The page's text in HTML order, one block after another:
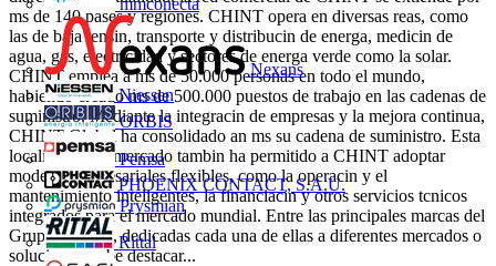
Nexans
Niessen
ORBIS
Pemsa
PHOENIX CONTACT, S.A.U.
Prysmian
Rittal
ms de 140 pases y regiones. CHINT opera en diversas reas, como
las de baja tensin, transporte y distribucin de energa, medicin de
agua, gas, electricidad y sectores de energa verde como la solar.
CHINT emplea a ms de 50.000 personas en todo el mundo,
habiendo creado ms de 500.000 puestos de trabajo en las cadenas de
suministro. Mediante la integracin de empresas y la mejora continua,
CHINT Global ha consolidado an ms su cadena de suministro. Esta
localizacin del mercado tambin ha permitido a CHINT adoptar
modelos empresariales flexibles, como la operacin y el
mantenimiento inteligentes, la financiacin y otros servicios tcnicos
integrados para el mercado mundial. Entre las principales marcas del
Grupo CHINT, dedicadas cada una de ellas a diferentes mercados o
soluciones, cabe destacar...